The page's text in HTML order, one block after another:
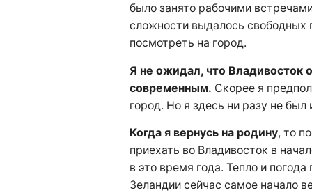
было занято рабочими
сложности выдалось свободных
посмотреть на город.
Я не ожидал, что Владивосток
современным. Скорее я
город. Но я здесь ни разу не был
Когда я вернусь на родину, то
приехать во Владивосток в
в это время года. Тепло и
Зеландии сейчас самое начало